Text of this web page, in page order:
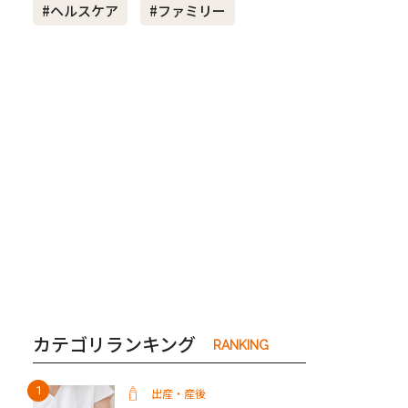
夫婦
#ヘルスケア
#ファミリー
カテゴリランキング RANKING
出産・産後